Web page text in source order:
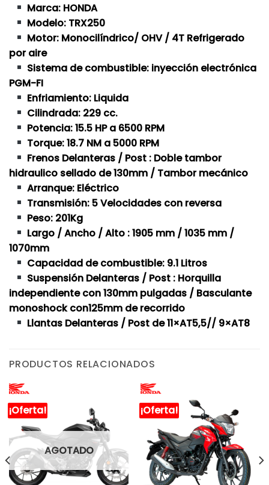
Marca: HONDA
Modelo: TRX250
Motor: Monocilíndrico/ OHV / 4T Refrigerado
por aire
Sistema de combustible: inyección electrónica
PGM-FI
Enfriamiento: Liquida
Cilindrada: 229 cc.
Potencia: 15.5 HP a 6500 RPM
Torque: 18.7 NM a 5000 RPM
Frenos Delanteras / Post : Doble tambor
hidraulico sellado de 130mm / Tambor mecánico
Arranque: Eléctrico
Transmisión: 5 Velocidades con reversa
Peso: 201Kg
Largo / Ancho / Alto : 1905 mm / 1035 mm /
1070mm
Capacidad de combustible: 9.1 Litros
Suspensión Delanteras / Post : Horquilla
independiente con 130mm pulgadas / Basculante
monoshock con125mm de recorrido
Llantas Delanteras / Post de 11×AT5,5// 9×AT8
PRODUCTOS RELACIONADOS
¡Oferta!
AGOTADO
¡Oferta!